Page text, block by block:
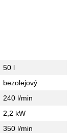
50 l
bezolejový
240 l/min
2,2 kW
350 l/min